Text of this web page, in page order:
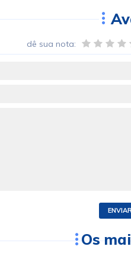
dê sua nota:
ENVIAR
Os